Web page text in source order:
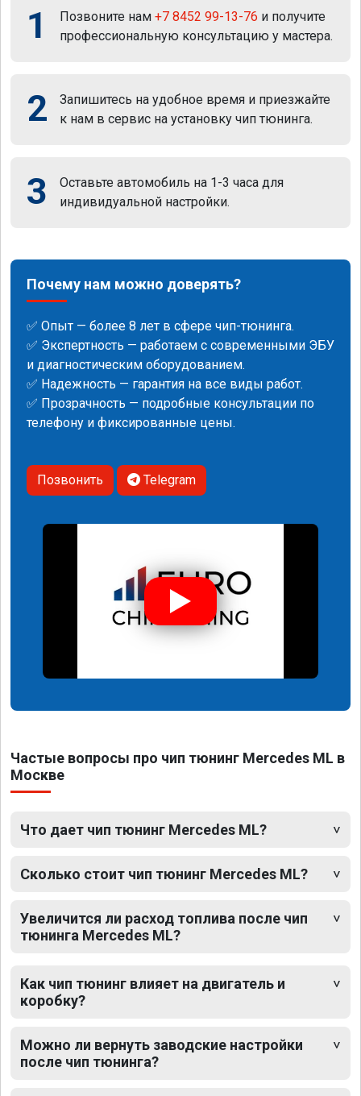
1 Позвоните нам +7 8452 99-13-76 и получите
профессиональную консультацию у мастера.
2
Запишитесь на удобное время и приезжайте
к нам в сервис на установку чип тюнинга.
3
Оставьте автомобиль на 1-3 часа для
индивидуальной настройки.
Почему нам можно доверять?
✅ Опыт — более 8 лет в сфере чип-тюнинга.
✅ Экспертность — работаем с современными ЭБУ
и диагностическим оборудованием.
✅ Надежность — гарантия на все виды работ.
✅ Прозрачность — подробные консультации по
телефону и фиксированные цены.
Позвонить Telegram
Частые вопросы про чип тюнинг Mercedes ML в
Москве
Что дает чип тюнинг Mercedes ML?
Сколько стоит чип тюнинг Mercedes ML?
Увеличится ли расход топлива после чип
тюнинга Mercedes ML?
Как чип тюнинг влияет на двигатель и
коробку?
Можно ли вернуть заводские настройки
после чип тюнинга?